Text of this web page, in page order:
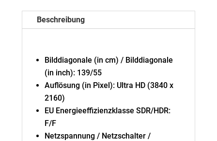
Beschreibung
Bilddiagonale (in cm) / Bilddiagonale
(in inch): 139/55
Auflösung (in Pixel): Ultra HD (3840 x
2160)
EU Energieeffizienzklasse SDR/HDR:
F/F
Netzspannung / Netzschalter /